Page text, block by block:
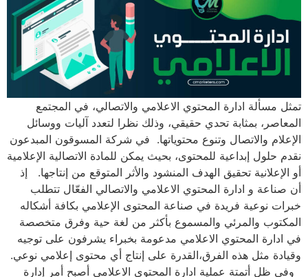
تمثل مسألة ادارة المحتوي الاعلامي والاتصالي، في المجتمع
المعاصر، بمثابة تحدي حقيقي، وذلك نظرا لتعدد آليات ووسائل
الإعلام والاتصال وتنوع محتوياتها. في شركة المسوقون المبدعون
نقدم حلول إبداعية للمحتوى، بحيث يمكن للمادة الاتصالية الإعلامية
أو الإعلانية تحقيق الهدف المنشود والأثر المتوقع من إنتاجها. إذ
أن صناعة و ادارة المحتوي الاعلامي والاتصالي الفعّال تتطلب
خبرات نوعية فريدة في صناعة المحتوى الإعلامي بكافة أشكاله
المكتوب والمرئي والمسموع بأكثر من لغة حية وفرق متخصصة
في ادارة المحتوي الاعلامي مدعومة بخبراء يشرفون على توجيه
وقيادة مثل هذه الفرق،القدرة على إنتاج أي محتوى إعلامي نوعي.
وفي ظل أتمتة عملية ادارة المحتوي الاعلامي أصبح أمر إدارة